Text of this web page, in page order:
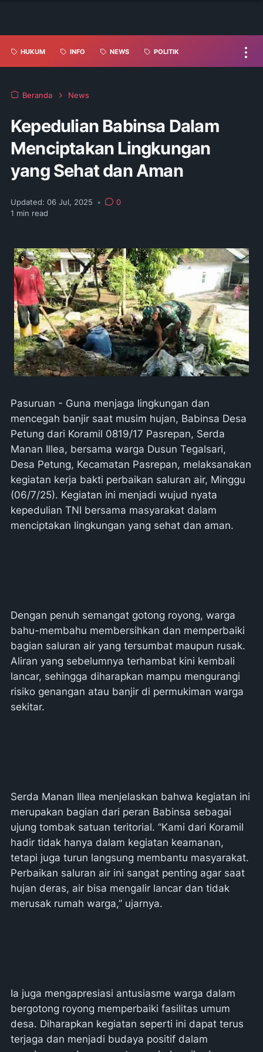
HUKUM INFO NEWS POLITIK
Beranda News
Kepedulian Babinsa Dalam
Menciptakan Lingkungan
yang Sehat dan Aman
Updated: 06 Jul, 2025 •
0
1 min read
Pasuruan - Guna menjaga lingkungan dan
mencegah banjir saat musim hujan, Babinsa Desa
Petung dari Koramil 0819/17 Pasrepan, Serda
Manan Illea, bersama warga Dusun Tegalsari,
Desa Petung, Kecamatan Pasrepan, melaksanakan
kegiatan kerja bakti perbaikan saluran air, Minggu
(06/7/25). Kegiatan ini menjadi wujud nyata
kepedulian TNI bersama masyarakat dalam
menciptakan lingkungan yang sehat dan aman.
Dengan penuh semangat gotong royong, warga
bahu-membahu membersihkan dan memperbaiki
bagian saluran air yang tersumbat maupun rusak.
Aliran yang sebelumnya terhambat kini kembali
lancar, sehingga diharapkan mampu mengurangi
risiko genangan atau banjir di permukiman warga
sekitar.
Serda Manan Illea menjelaskan bahwa kegiatan ini
merupakan bagian dari peran Babinsa sebagai
ujung tombak satuan teritorial. “Kami dari Koramil
hadir tidak hanya dalam kegiatan keamanan,
tetapi juga turun langsung membantu masyarakat.
Perbaikan saluran air ini sangat penting agar saat
hujan deras, air bisa mengalir lancar dan tidak
merusak rumah warga,” ujarnya.
Ia juga mengapresiasi antusiasme warga dalam
bergotong royong memperbaiki fasilitas umum
desa. Diharapkan kegiatan seperti ini dapat terus
terjaga dan menjadi budaya positif dalam